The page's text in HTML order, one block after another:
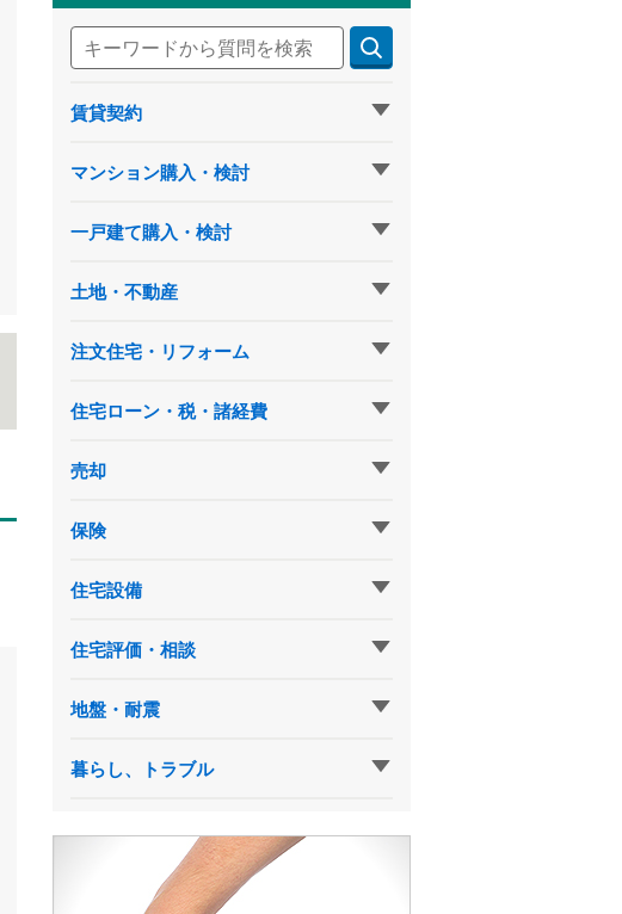
賃貸契約
マンション購入・検討
一戸建て購入・検討
土地・不動産
注文住宅・リフォーム
住宅ローン・税・諸経費
売却
保険
住宅設備
住宅評価・相談
地盤・耐震
暮らし、トラブル